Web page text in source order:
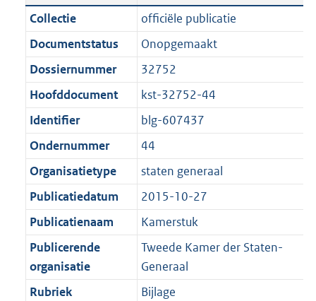
c
t
i
e
n
f
o
r
m
a
a
t
t
:
4
5
K
b
n
d
s
r
o
o
t
e
:
1
K
b
a
n
d
g
r
o
t
t
e
:
1
K
b
Collectie
officiële publicatie
Documentstatus
Onopgemaakt
Dossiernummer
32752
Hoofddocument
kst-32752-44
Identifier
blg-607437
Ondernummer
44
Organisatietype
staten generaal
Publicatiedatum
2015-10-27
Publicatienaam
Kamerstuk
Publicerende
organisatie
Tweede Kamer der Staten-
Generaal
Rubriek
Bijlage